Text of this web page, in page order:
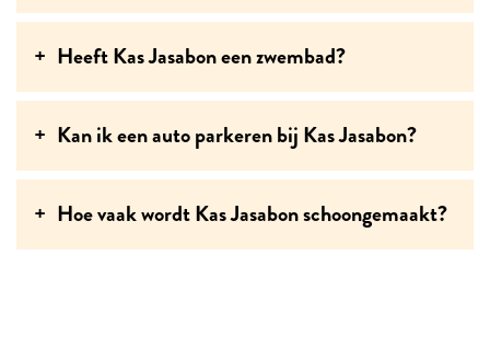
Heeft Kas Jasabon een zwembad?
Kan ik een auto parkeren bij Kas Jasabon?
Hoe vaak wordt Kas Jasabon schoongemaakt?